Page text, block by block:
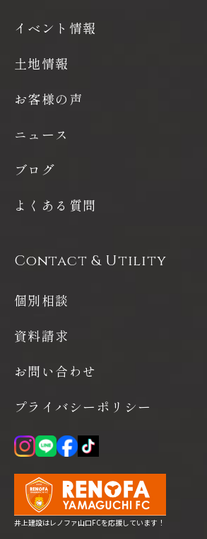
イベント情報
土地情報
お客様の声
ニュース
ブログ
よくある質問
Contact & Utility
個別相談
資料請求
お問い合わせ
プライバシーポリシー
井上建設はレノファ山口FCを応援しています！